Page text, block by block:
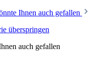
Ihnen auch gefallen
überspringen
auch gefallen